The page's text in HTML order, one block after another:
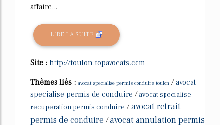
affaire...
LIRE LA SUITE
Site : http://toulon.topavocats.com
Thèmes liés : avocat specialise permis conduire toulon /avocat
specialise permis de conduire / avocat specialise
recuperation permis conduire /avocat retrait
permis de conduire /avocat annulation permis